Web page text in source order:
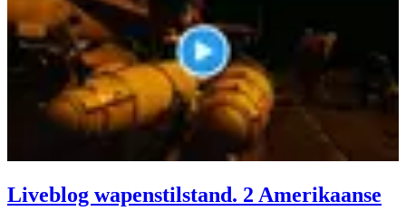
Liveblog wapenstilstand. 2 Amerikaanse